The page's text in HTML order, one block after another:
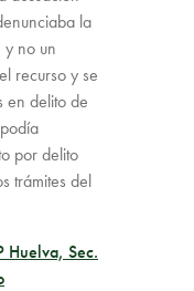
la
y no un
recurso y se
en delito de
por delito
trámites del
Huelva, Sec.